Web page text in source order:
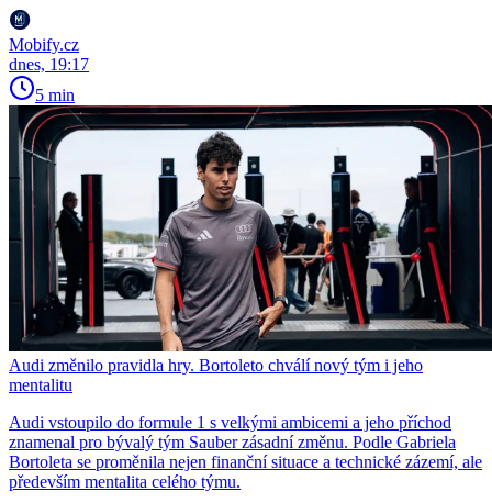
Mobify.cz
dnes, 19:17
5 min
Audi změnilo pravidla hry. Bortoleto chválí nový tým i jeho
mentalitu
Audi vstoupilo do formule 1 s velkými ambicemi a jeho příchod
znamenal pro bývalý tým Sauber zásadní změnu. Podle Gabriela
Bortoleta se proměnila nejen finanční situace a technické zázemí, ale
především mentalita celého týmu.